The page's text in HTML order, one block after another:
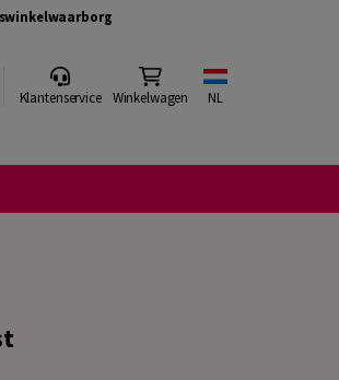
Klantenservice Winkelwagen NL